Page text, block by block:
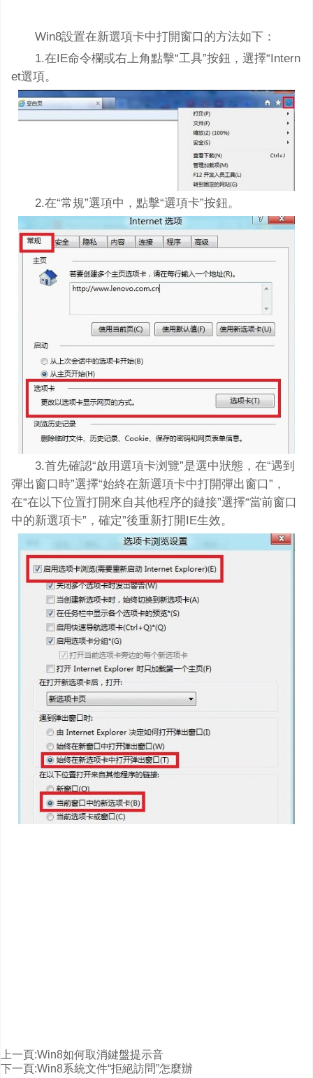
Win8設置在新選項卡中打開窗口的方法如下：
1.在IE命令欄或右上角點擊“工具”按鈕，選擇“Intern
et選項。
2.在“常規”選項中，點擊“選項卡”按鈕。
3.首先確認“啟用選項卡浏覽”是選中狀態，在“遇到
彈出窗口時”選擇“始終在新選項卡中打開彈出窗口”，
在“在以下位置打開來自其他程序的鏈接”選擇“當前窗口
中的新選項卡”，確定”後重新打開IE生效。
上一頁:Win8如何取消鍵盤提示音
下一頁:Win8系統文件“拒絕訪問”怎麼辦